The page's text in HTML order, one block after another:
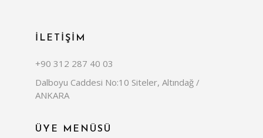
İLETİŞİM
+90 312 287 40 03
Dalboyu Caddesi No:10 Siteler, Altındağ /
ANKARA
ÜYE MENÜSÜ